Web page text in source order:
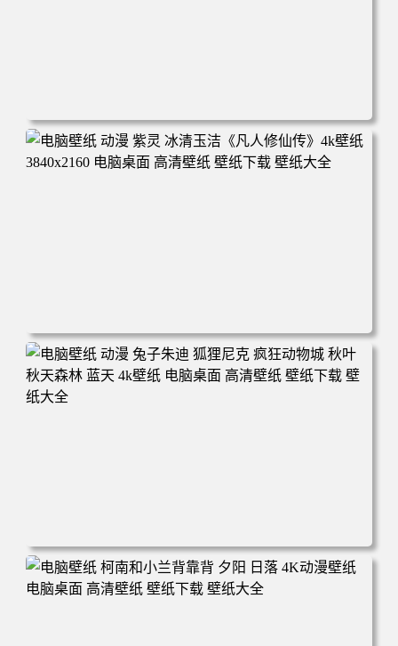
电脑壁纸 动漫 凡人修仙传 韩立 结婴 4k壁纸 3840x2160 电
脑桌面 高清壁纸 壁纸下载 壁纸大全
电脑壁纸 动漫 紫灵 冰清玉洁《凡人修仙传》4k壁纸 3840x2
160 电脑桌面 高清壁纸 壁纸下载 壁纸大全
电脑壁纸 动漫 兔子朱迪 狐狸尼克 疯狂动物城 秋叶 秋天森
林 蓝天 4k壁纸 电脑桌面 高清壁纸 壁纸下载 壁纸大全